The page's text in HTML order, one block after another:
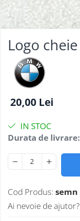
Testere multimarca
Testere Moto ATV
Logo
20,00 Lei
IN STOC
Durata de livrare:
Cod Produs:
Ai nevoie de ajutor?